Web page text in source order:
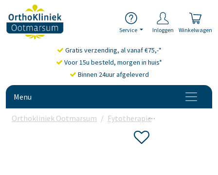
Service Inloggen Winkelwagen
Gratis verzending, al vanaf €75,-*
Voor 15u besteld, morgen in huis*
Binnen 24uur afgeleverd
Menu
Orthokliniek Ootmarsum Fytotherapie